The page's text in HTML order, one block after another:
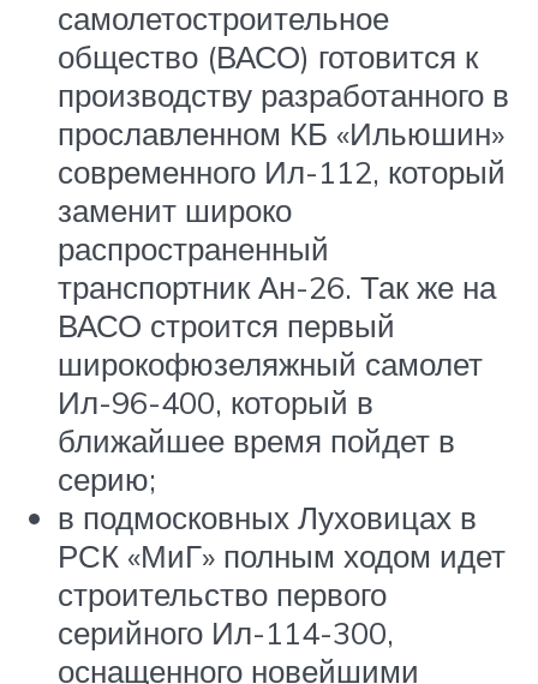
самолетостроительное
общество (ВАСО) готовится к
производству разработанного в
прославленном КБ «Ильюшин»
современного Ил-112, который
заменит широко
распространенный
транспортник Ан-26. Так же на
ВАСО строится первый
широкофюзеляжный самолет
Ил-96-400, который в
ближайшее время пойдет в
серию;
в подмосковных Луховицах в
РСК «МиГ» полным ходом идет
строительство первого
серийного Ил-114-300,
оснащенного новейшими